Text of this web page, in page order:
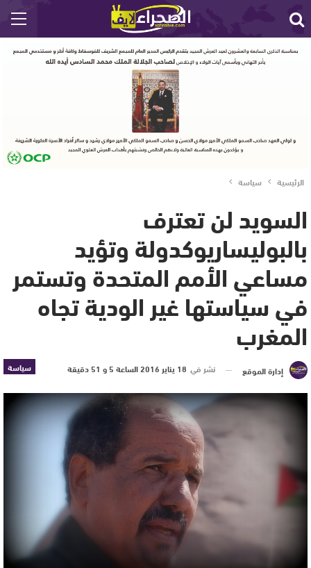
الرئيسية سياسة
السويد لن تعترف
بالبوليساريوكدولة وتؤيد
مساعي الأمم المتحدة وتستمر
في سياستها غير الودية تجاه
المغرب
سياسة إدارة الموقع نشر في 18 يناير 2016 الساعة 5 و 51 دقيقة